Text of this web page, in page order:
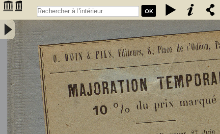
OK
L'Astronomie, observations, théorie et vulgarisation générale / par
Marcel Moye,... - Moye, Marcel (1873-1939). Auteur